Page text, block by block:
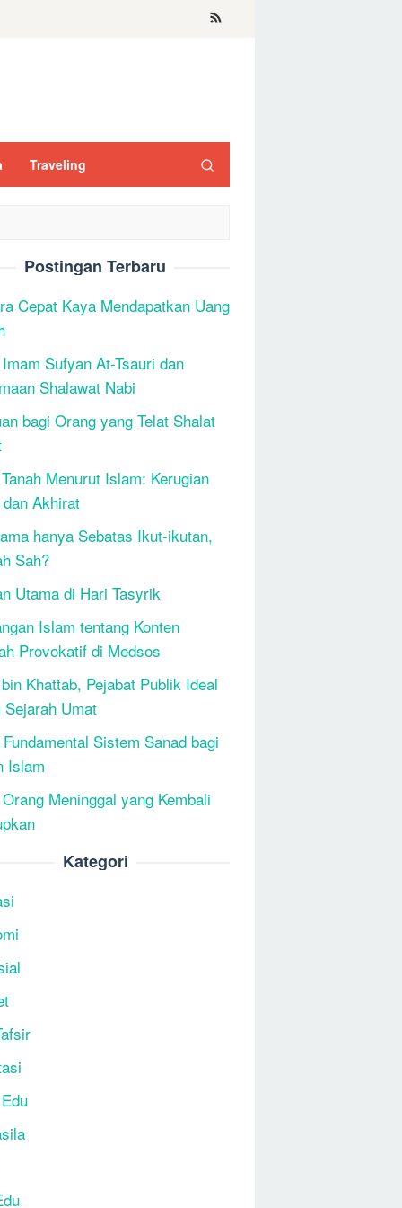
Traveling
Postingan Terbaru
Cepat Kaya Mendapatkan Uang
Sufyan At-Tsauri dan
Shalawat Nabi
bagi Orang yang Telat Shalat
Menurut Islam: Kerugian
Akhirat
hanya Sebatas Ikut-ikutan,
Sah?
Utama di Hari Tasyrik
Islam tentang Konten
Provokatif di Medsos
Khattab, Pejabat Publik Ideal
Sejarah Umat
Fundamental Sistem Sanad bagi
Islam
Meninggal yang Kembali
Kategori